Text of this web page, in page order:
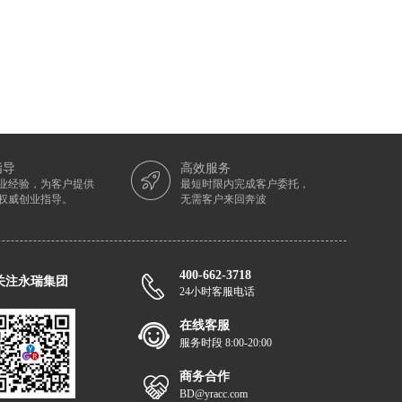
经验，为客户提供
威创业指导。
高效服务
最短时限内完成客户委托，
无需客户来回奔波
400-662-3718
24小时客服电话
在线客服
服务时段 8:00-20:00
商务合作
BD@yracc.com
注永瑞集团